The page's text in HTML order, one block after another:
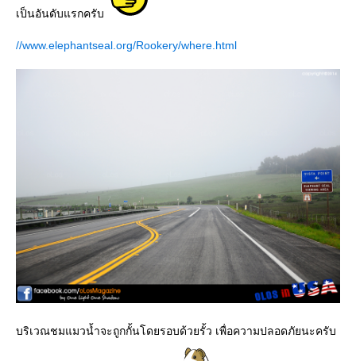
เป็นอันดับแรกครับ
//www.elephantseal.org/Rookery/where.html
บริเวณชมแมวน้ำจะถูกกั้นโดยรอบด้วยรั้ว เพื่อความปลอดภัยนะครับ